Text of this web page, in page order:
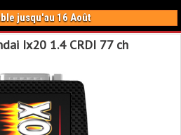
jusqu'au 16 Août
Ix20 1.4 CRDI 77 ch